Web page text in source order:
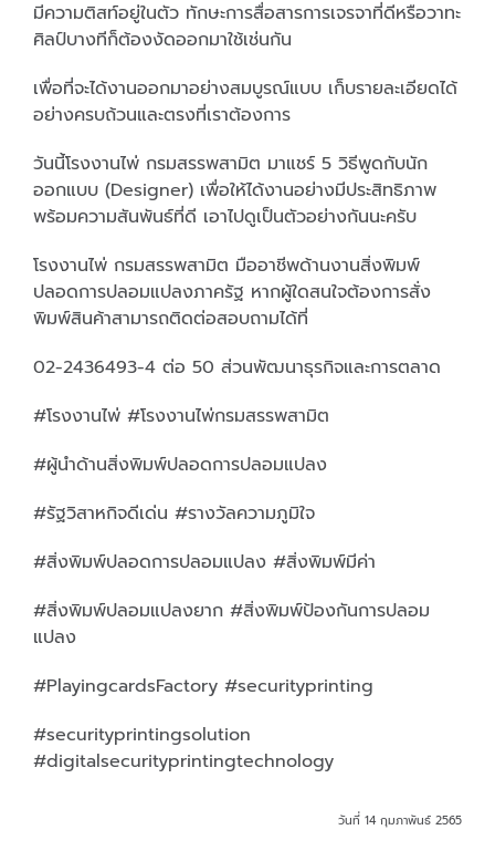
มีความติสท์อยู่ในตัว ทักษะการสื่อสารการเจรจาที่ดีหรือวาทะ
ศิลป์บางทีก็ต้องงัดออกมาใช้เช่นกัน
เพื่อที่จะได้งานออกมาอย่างสมบูรณ์แบบ เก็บรายละเอียดได้
อย่างครบถ้วนและตรงที่เราต้องการ
วันนี้โรงงานไพ่ กรมสรรพสามิต มาแชร์ 5 วิธีพูดกับนัก
ออกแบบ (Designer) เพื่อให้ได้งานอย่างมีประสิทธิภาพ
พร้อมความสันพันธ์ที่ดี เอาไปดูเป็นตัวอย่างกันนะครับ
โรงงานไพ่ กรมสรรพสามิต มืออาชีพด้านงานสิ่งพิมพ์
ปลอดการปลอมแปลงภาครัฐ หากผู้ใดสนใจต้องการสั่ง
พิมพ์สินค้าสามารถติดต่อสอบถามได้ที่
02-2436493-4 ต่อ 50 ส่วนพัฒนาธุรกิจและการตลาด
#โรงงานไพ่ #โรงงานไพ่กรมสรรพสามิต
#ผู้นำด้านสิ่งพิมพ์ปลอดการปลอมแปลง
#รัฐวิสาหกิจดีเด่น #รางวัลความภูมิใจ
#สิ่งพิมพ์ปลอดการปลอมแปลง #สิ่งพิมพ์มีค่า
#สิ่งพิมพ์ปลอมแปลงยาก #สิ่งพิมพ์ป้องกันการปลอม
แปลง
#PlayingcardsFactory #securityprinting
#securityprintingsolution
#digitalsecurityprintingtechnology
วันที่ 14 กุมภาพันธ์ 2565